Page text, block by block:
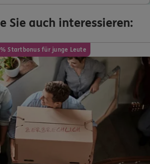
Sie auch interessieren: